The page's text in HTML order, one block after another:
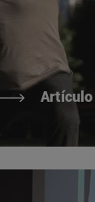
Artículo